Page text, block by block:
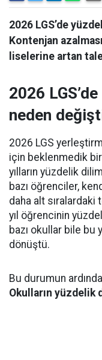
2026 LGS’de
Kontenjan
liselerine artan
2026
neden
2026 LGS
için beklenmedik
yılların yüzdelik
bazı öğrenciler,
daha alt
yıl öğrencinin
bazı okullar bile bu
dönüştü.
Bu durumun
Okulların yüzdelik